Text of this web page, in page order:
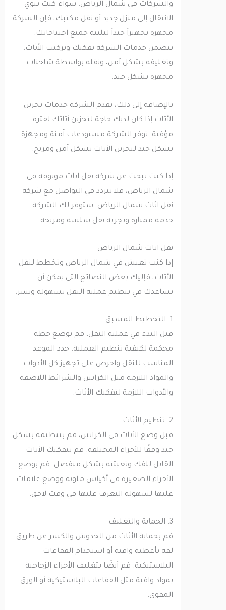
والشركات في شمال الرياض. سواء كنت تنوي
الانتقال إلى منزل جديد أو نقل مكتبك، فإن الشركة
مجهزة تجهيزاً جيداً لتلبية جميع احتياجاتك.
تتضمن خدمات الشركة تفكيك وتركيب الأثاث،
وتغليفه بشكل آمن، ونقله بواسطة شاحنات
مجهزة بشكل جيد.
بالإضافة إلى ذلك، تقدم الشركة خدمات تخزين
الأثاث إذا كان لديك حاجة لتخزين أثاثك لفترة
مؤقتة. توفر الشركة مستودعات آمنة ومجهزة
بشكل جيد لتخزين الأثاث بشكل آمن ومريح.
إذا كنت تبحث عن شركة نقل اثاث موثوقة في
شمال الرياض، فلا تتردد في التواصل مع شركة
نقل اثاث شمال الرياض. ستوفر لك الشركة
خدمة ممتازة وتجربة نقل سلسة ومريحة.
نقل اثاث شمال الرياض
إذا كنت تعيش في شمال الرياض وتخطط لنقل
الأثاث، فإليك بعض النصائح التي يمكن أن
تساعدك في تنظيم عملية النقل بسهولة ويسر.
قبل البدء في عملية النقل، قم بوضع خطة
محكمة لكيفية تنظيم العملية. حدد الموعد
المناسب للنقل واحرص على تجهيز كل الأدوات
والمواد اللازمة مثل الكراتين والشرائط اللاصقة
والأدوات اللازمة لتفكيك الأثاث.
قبل وضع الأثاث في الكراتين، قم بتنظيمه بشكل
جيد وفقًا للأجزاء المختلفة. قم بتفكيك الأثاث
القابل للفك وتعبئته بشكل منفصل. قم بوضع
الأجزاء الصغيرة في أكياس ملونة ووضع علامات
عليها لسهولة التعرف عليها في وقت لاحق.
قم بحماية الأثاث من الخدوش والكسر عن طريق
لفه بأغطية واقية أو استخدام الفقاعات
البلاستيكية. قم أيضًا بتغليف الأجزاء الزجاجية
بمواد واقية مثل الفقاعات البلاستيكية أو الورق
المقوى.